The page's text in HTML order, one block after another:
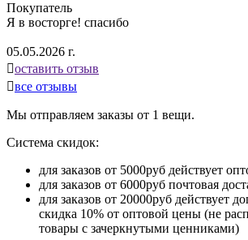
Покупатель
Я в восторге! спасибо
05.05.2026 г.
оставить отзыв
все отзывы
Мы отправляем заказы от 1 вещи.
Система скидок:
для заказов от 5000руб действует
для заказов от 6000руб почтовая
для заказов от 20000руб действует
скидка 10% от оптовой цены (не
товары с зачеркнутыми ценниками)